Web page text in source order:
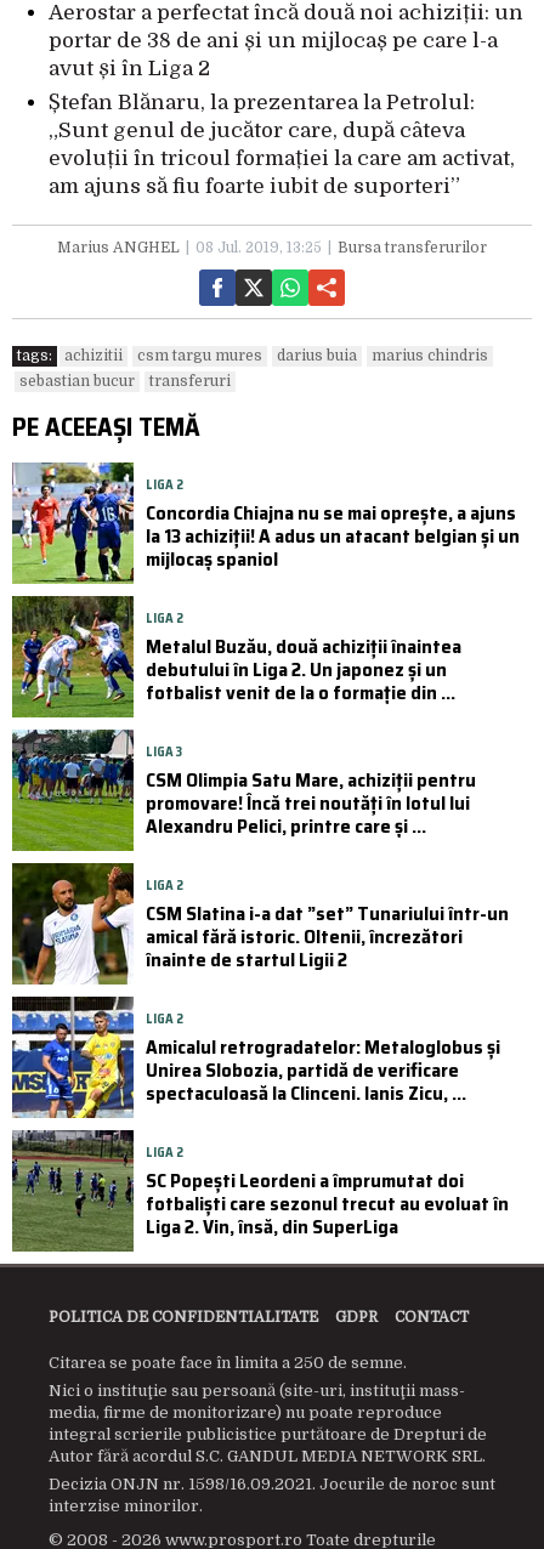
Aerostar a perfectat încă două noi achiziții: un
portar de 38 de ani și un mijlocaș pe care l-a
avut și în Liga 2
Ștefan Blănaru, la prezentarea la Petrolul:
„Sunt genul de jucător care, după câteva
evoluții în tricoul formației la care am activat,
am ajuns să fiu foarte iubit de suporteri”
Marius ANGHEL 08 Jul. 2019, 13:25 Bursa transferurilor
tags: achizitii csm targu mures darius buia
marius chindris
sebastian bucur
transferuri
PE ACEEAȘI TEMĂ
LIGA 2
Concordia Chiajna nu se mai oprește, a ajuns
la 13 achiziții! A adus un atacant belgian și un
mijlocaș spaniol
LIGA 2
Metalul Buzău, două achiziții înaintea
debutului în Liga 2. Un japonez și un
fotbalist venit de la o formație din ...
LIGA 3
CSM Olimpia Satu Mare, achiziții pentru
promovare! Încă trei noutăți în lotul lui
Alexandru Pelici, printre care și ...
LIGA 2
CSM Slatina i-a dat ”set” Tunariului într-un
amical fără istoric. Oltenii, încrezători
înainte de startul Ligii 2
LIGA 2
Amicalul retrogradatelor: Metaloglobus și
Unirea Slobozia, partidă de verificare
spectaculoasă la Clinceni. Ianis Zicu, ...
LIGA 2
SC Popești Leordeni a împrumutat doi
fotbaliști care sezonul trecut au evoluat în
Liga 2. Vin, însă, din SuperLiga
POLITICA DE CONFIDENTIALITATE GDPR CONTACT
Citarea se poate face în limita a 250 de semne.
Nici o instituţie sau persoană (site-uri, instituţii mass-
media, firme de monitorizare) nu poate reproduce
integral scrierile publicistice purtătoare de Drepturi de
Autor fără acordul S.C. GANDUL MEDIA NETWORK SRL.
Decizia ONJN nr. 1598/16.09.2021. Jocurile de noroc sunt
interzise minorilor.
© 2008 - 2026 www.prosport.ro Toate drepturile